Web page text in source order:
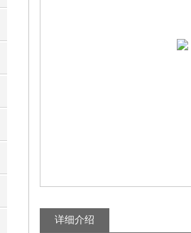
详细介绍